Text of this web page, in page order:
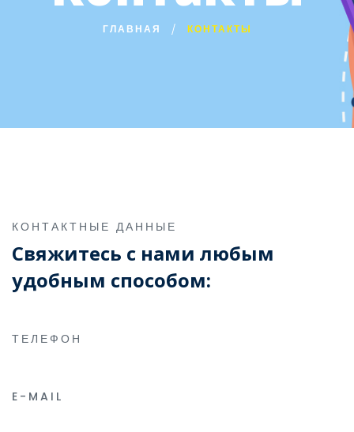
ГЛАВНАЯ КОНТАКТЫ
КОНТАКТНЫЕ ДАННЫЕ
Свяжитесь с нами любым
удобным способом:
ТЕЛЕФОН
E-MAIL